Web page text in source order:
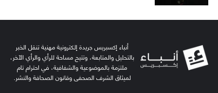
أنباء إكسبريس جريدة إلكترونية مهنية تنقل الخبر
بالتحليل والمتابعة، وتتيح مساحة للرأي والرأي الآخر،
ملتزمة بالموضوعية والشفافية، في احترام تام
لميثاق الشرف الصحفي وقانون الصحافة والنشر.